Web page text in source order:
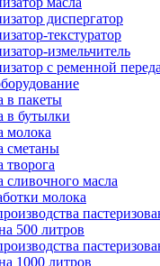
диспергатор
текстуратор
измельчитель
с ременной
в пакеты
в бутылки
молока
сметаны
творога
сливочного масла
молока
500 литров
1000 литров